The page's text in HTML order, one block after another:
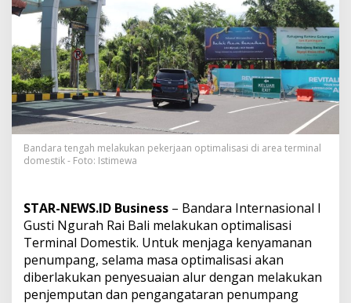
e
n
g
a
n
t
a
a
n
P
u
m
p
a
n
g
D
i
Bandara tengah melakukan pekerjaan optimalisasi di area terminal
domestik - Foto: Istimewa
STAR-NEWS.ID Business – Bandara Internasional I
Gusti Ngurah Rai Bali melakukan optimalisasi
Terminal Domestik. Untuk menjaga kenyamanan
penumpang, selama masa optimalisasi akan
diberlakukan penyesuaian alur dengan melakukan
penjemputan dan pengangataran penumpang